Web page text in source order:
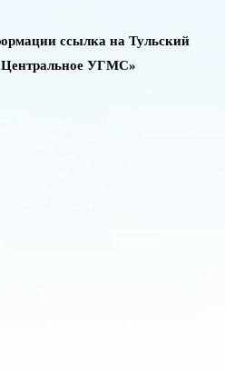
ссылка на Тульский
УГМС»